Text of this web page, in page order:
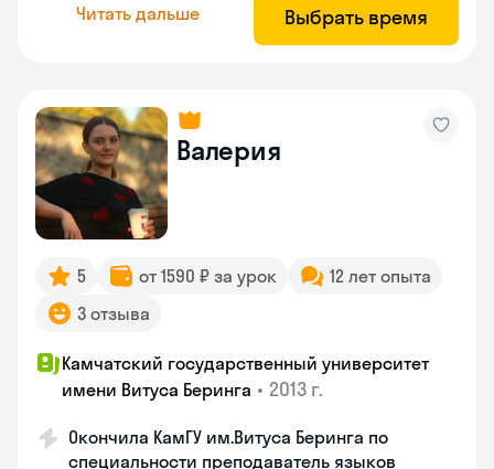
Читать дальше Выбрать время
Валерия
5 от 1590 ₽ за урок
12 лет опыта
3 отзыва
Камчатский государственный университет
имени Витуса Беринга • 2013 г.
Окончила КамГУ им.Витуса Беринга по
специальности преподаватель языков